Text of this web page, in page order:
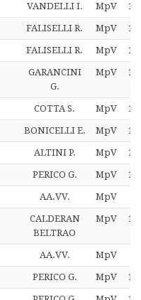
VANDELLI I. MpV
FALISELLI R. MpV
FALISELLI R. MpV
GARANCINI
G.
MpV
COTTA S. MpV
BONICELLI E. MpV
ALTINI P. MpV
PERICO G. MpV
AA.VV. MpV
CALDERAN
BELTRAO
MpV
AA.VV. MpV
PERICO G. MpV